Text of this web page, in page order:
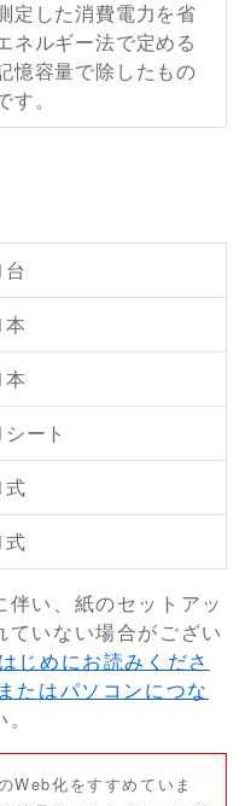
定した消費電力を省
ネルギー法で定める
憶容量で除したもの
す。
台
本
本
シート
式
式
い、紙のセットアッ
いない場合がござい
はじめにお読みくださ
たはパソコンにつな
Web化をすすめていま